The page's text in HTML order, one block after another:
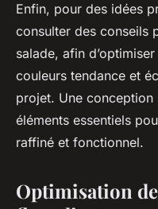
Enfin, pour des idées
consulter des conseils
salade, afin
couleurs tendance et
projet. Une
éléments essentiels
raffiné et fonctionnel.
Optimisation